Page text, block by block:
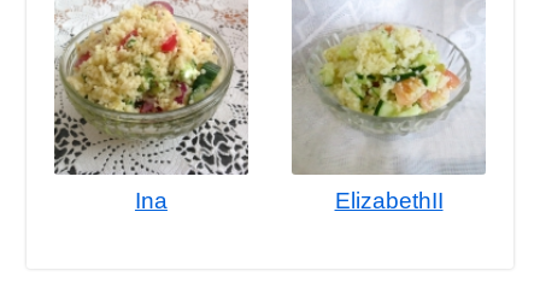
Ina ElizabethII